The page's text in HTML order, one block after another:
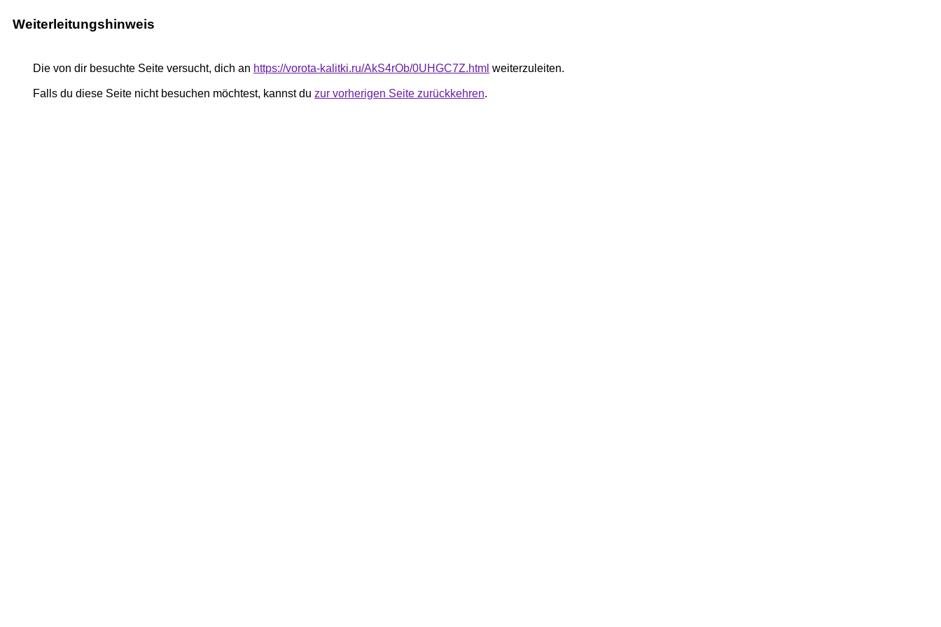
Weiterleitungshinweis
Die von dir besuchte Seite versucht, dich an https://vorota-kalitki.ru/AkS4rOb/0UHGC7Z.html weiterzuleiten.
Falls du diese Seite nicht besuchen möchtest, kannst du zur vorherigen Seite zurückkehren.